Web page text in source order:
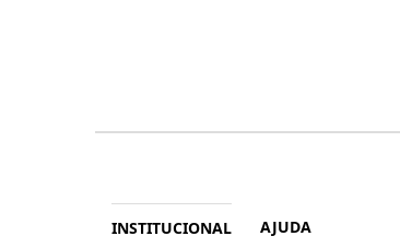
INSTITUCIONAL
AJUDA